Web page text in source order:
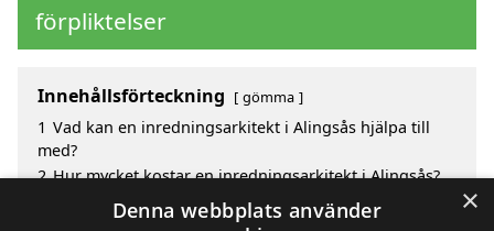
förpliktelser
Innehållsförteckning gömma
1 Vad kan en inredningsarkitekt i Alingsås hjälpa till
med?
2 Hur mycket kostar en inredningsarkitekt i Alingsås?
Fördelar med att välja inredningsarkitekt i Alingsås
Sök efter en skicklig inredningsarkitekt i de
×
Denna webbplats använder